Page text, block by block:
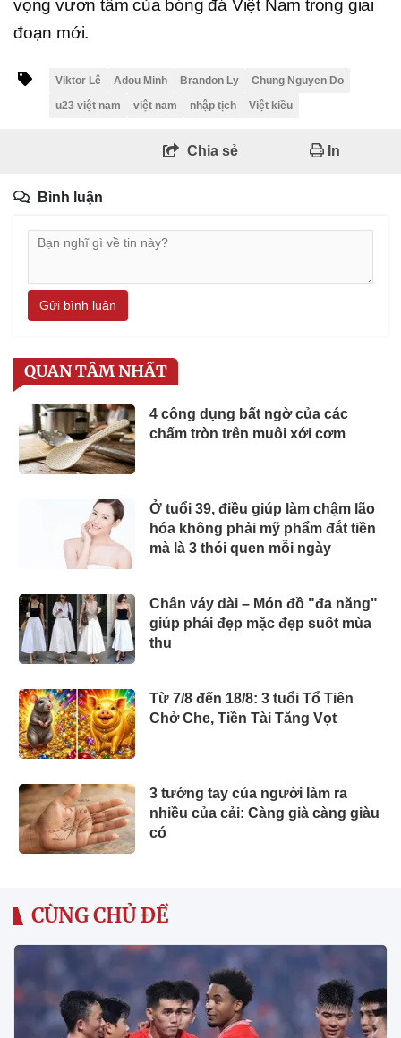
vọng vươn tầm của bóng đá Việt Nam trong giai
đoạn mới.
Viktor Lê Adou Minh Brandon Ly
Chung Nguyen Do
u23 việt nam
việt nam nhập tịch Việt kiều
Chia sẻ In
Bình luận
Gửi bình luận
QUAN TÂM NHẤT
4 công dụng bất ngờ của các
chấm tròn trên muôi xới cơm
Ở tuổi 39, điều giúp làm chậm lão
hóa không phải mỹ phẩm đắt tiền
mà là 3 thói quen mỗi ngày
Chân váy dài – Món đồ "đa năng"
giúp phái đẹp mặc đẹp suốt mùa
thu
Từ 7/8 đến 18/8: 3 tuổi Tổ Tiên
Chở Che, Tiền Tài Tăng Vọt
3 tướng tay của người làm ra
nhiều của cải: Càng già càng giàu
có
CÙNG CHỦ ĐỀ